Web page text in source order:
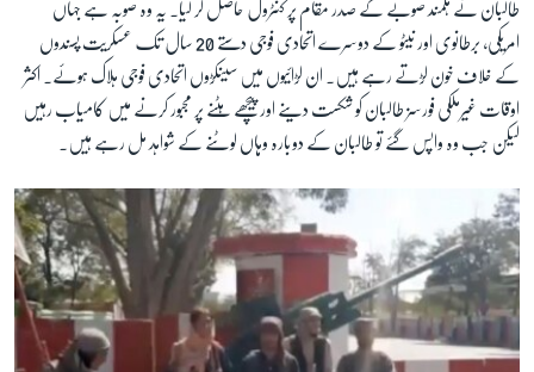
طالبان نے ہلمند صوبے کے صدر مقام پر کنٹرول حاصل کر لیا۔ یہ وہ صوبہ ہے جہاں
امریکی، برطانوی اور نیٹو کے دوسرے اتحادی فوجی دستے 20 سال تک عسکریت پسندوں
کے خلاف خون لڑتے رہے ہیں۔ ان لڑائیوں میں سینکڑوں اتحادی فوجی ہلاک ہوئے۔ اکثر
اوقات غیرملکی فورسز طالبان کو شکست دینے اور پیچھے ہٹنے پر مجبور کرنے میں کامیاب رہیں
لیکن جب وہ واپس گئے تو طالبان کے دوبارہ وہاں لوٹنے کے شواہد مل رہے ہیں۔